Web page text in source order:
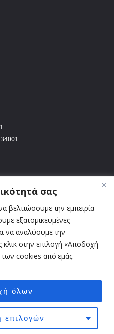
σας
βελτιώσουμε την εμπειρία
εξατομικευμένες
να αναλύουμε την
κλικ στην επιλογή «Αποδοχή
των cookies από εμάς.
επιλογών
όλων
ή διασκευή ή απόδοση του
τόπου με οποιονδήποτε τρόπο,